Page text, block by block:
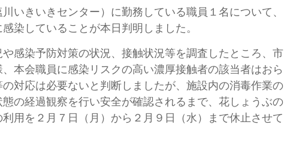
いきいきセンター）に勤務している職員１名について、
染していることが本日判明しました。
感染予防対策の状況、接触状況等を調査したところ、市
本会職員に感染リスクの高い濃厚接触者の該当者はおら
対応は必要ないと判断しましたが、施設内の消毒作業の
の経過観察を行い安全が確認されるまで、花しょうぶの
用を２月７日（月）から２月９日（水）まで休止させて